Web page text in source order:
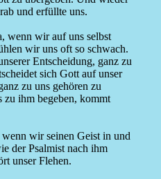
und erfüllte uns.
wenn wir auf uns selbst
wir uns oft so schwach.
Entscheidung, ganz zu
sich Gott auf unser
zu uns gehören zu
ihm begeben, kommt
wir seinen Geist in und
der Psalmist nach ihm
unser Flehen.